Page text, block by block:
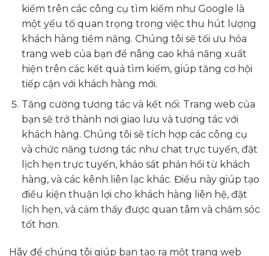
kiếm trên các công cụ tìm kiếm như Google là
một yếu tố quan trọng trong việc thu hút lượng
khách hàng tiềm năng. Chúng tôi sẽ tối ưu hóa
trang web của bạn để nâng cao khả năng xuất
hiện trên các kết quả tìm kiếm, giúp tăng cơ hội
tiếp cận với khách hàng mới.
Tăng cường tương tác và kết nối: Trang web của
bạn sẽ trở thành nơi giao lưu và tương tác với
khách hàng. Chúng tôi sẽ tích hợp các công cụ
và chức năng tương tác như chat trực tuyến, đặt
lịch hẹn trực tuyến, khảo sát phản hồi từ khách
hàng, và các kênh liên lạc khác. Điều này giúp tạo
điều kiện thuận lợi cho khách hàng liên hệ, đặt
lịch hẹn, và cảm thấy được quan tâm và chăm sóc
tốt hơn.
Hãy để chúng tôi giúp bạn tạo ra một trang web